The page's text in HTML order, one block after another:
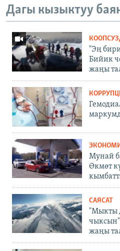
Дагы кызыктуу
"Эң
Бийик
жаңы
Мунай
Өкмөт
САЯСАТ
"Мыкты
жаңы